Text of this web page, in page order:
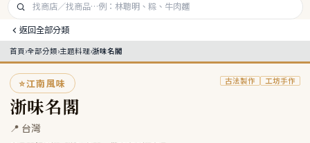
返回全部分類
首頁›全部分類›主題料理›浙味名閣
⭐江南風味
浙味名閣
📍 台灣
古法製作 工坊手作